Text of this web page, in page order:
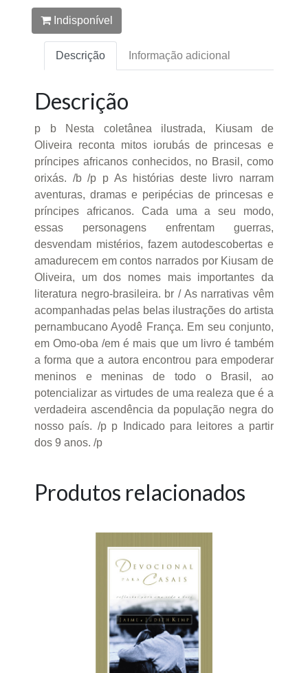
Indisponível
Descrição Informação adicional
Descrição
p b Nesta coletânea ilustrada, Kiusam de
Oliveira reconta mitos iorubás de princesas e
príncipes africanos conhecidos, no Brasil, como
orixás. /b /p p As histórias deste livro narram
aventuras, dramas e peripécias de princesas e
príncipes africanos. Cada uma a seu modo,
essas personagens enfrentam guerras,
desvendam mistérios, fazem autodescobertas e
amadurecem em contos narrados por Kiusam de
Oliveira, um dos nomes mais importantes da
literatura negro-brasileira. br / As narrativas vêm
acompanhadas pelas belas ilustrações do artista
pernambucano Ayodê França. Em seu conjunto,
em Omo-oba /em é mais que um livro é também
a forma que a autora encontrou para empoderar
meninos e meninas de todo o Brasil, ao
potencializar as virtudes de uma realeza que é a
verdadeira ascendência da população negra do
nosso país. /p p Indicado para leitores a partir
dos 9 anos. /p
Produtos relacionados